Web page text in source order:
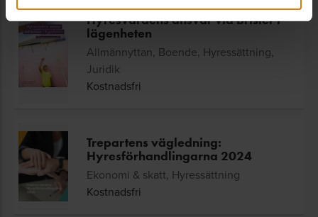
Hyresvärdens ansvar vid brister i
lägenheten
Allmännyttan, Boende, Hyressättning,
Juridik
Kostnadsfri
Trepartens vägledning:
Hyresförhandlingarna 2024
Ekonomi & skatt, Hyressättning
Kostnadsfri